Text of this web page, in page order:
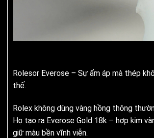
Rolesor Everose – Sự ấm áp mà thép
thế.
Rolex không dùng vàng hồng thông
Họ tạo ra Everose Gold 18k – hợp kim
giữ màu bền vĩnh viễn.